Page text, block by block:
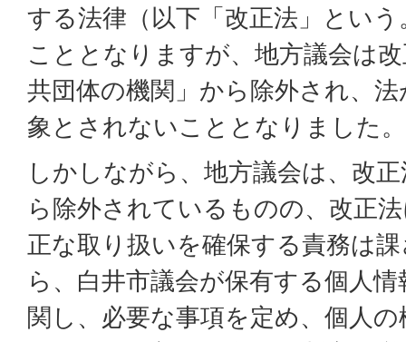
する法律（以下「改正法」とい
こととなりますが、地方議会は
共団体の機関」から除外され、
象とされないこととなりました。
しかしながら、地方議会は、改
ら除外されているものの、改正
正な取り扱いを確保する責務は
ら、白井市議会が保有する個人
関し、必要な事項を定め、個人